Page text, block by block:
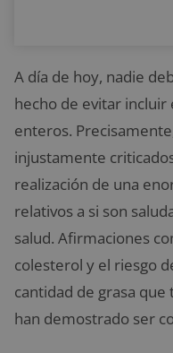
A día de hoy, nadie
hecho de evitar incluir
enteros.
injustamente
realización de una
relativos a si son
salud. Afirmaciones
colesterol y el riesgo
cantidad de grasa
han demostrado ser